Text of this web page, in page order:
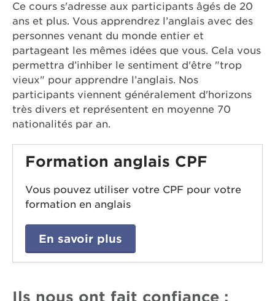
Ce cours s'adresse aux participants âgés de 20
ans et plus. Vous apprendrez l’anglais avec des
personnes venant du monde entier et
partageant les mêmes idées que vous. Cela vous
permettra d’inhiber le sentiment d'être "trop
vieux" pour apprendre l’anglais. Nos
participants viennent généralement d'horizons
très divers et représentent en moyenne 70
nationalités par an.
Formation anglais CPF
Vous pouvez utiliser votre CPF pour votre
formation en anglais
En savoir plus
Ils nous ont fait confiance :